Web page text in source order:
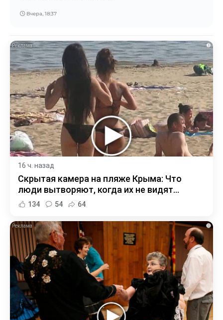
Вчера, 18:37
i
16 ч. назад
Скрытая камера на пляже Крыма: Что
люди вытворяют, когда их не видят...
134 54 64
i